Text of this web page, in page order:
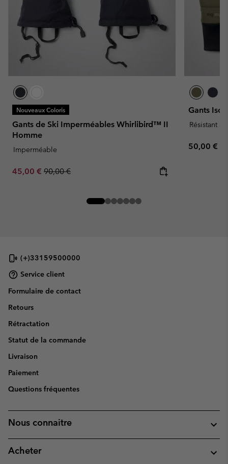
Nouveaux Coloris
Gants de Ski Imperméables Whirlibird™ II
Homme
Imperméable
Sale price:
45,00 € Regular price:
90,00 €
Gants
Résistant à
Regular
50,00 €
(+)33159500000
Service client
Formulaire de contact
Retours
Rétractation
Statut de la commande
Livraison
Paiement
Questions fréquentes
Nous connaitre
Acheter